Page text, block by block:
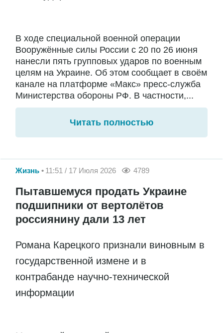
В ходе специальной военной операции
Вооружённые силы России с 20 по 26 июня
нанесли пять групповых ударов по военным
целям на Украине. Об этом сообщает в своём
канале на платформе «Макс» пресс-служба
Министерства обороны РФ. В частности,...
Читать полностью
Жизнь 11:51 / 17 Июля 2026 4789
Пытавшемуся продать Украине
подшипники от вертолётов
россиянину дали 13 лет
Романа Карецкого признали виновным в
государственной измене и в
контрабанде научно-технической
информации